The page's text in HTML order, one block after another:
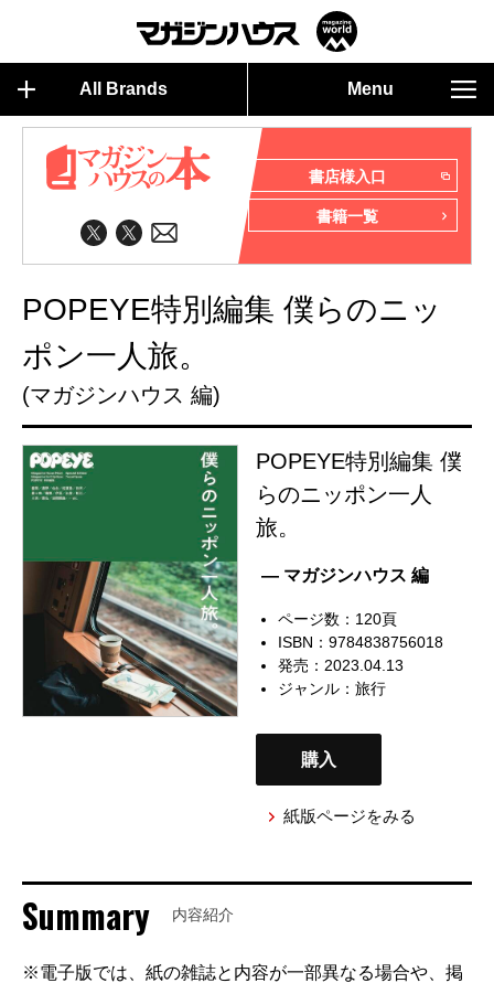
All Brands Menu
書店様入口
書籍一覧
POPEYE特別編集 僕らのニッ
ポン一人旅。
(マガジンハウス 編)
POPEYE特別編集 僕
らのニッポン一人
旅。
— マガジンハウス 編
ページ数：120頁
ISBN：9784838756018
発売：2023.04.13
ジャンル：旅行
購入
紙版ページをみる
Summary 内容紹介
※電子版では、紙の雑誌と内容が一部異なる場合や、掲